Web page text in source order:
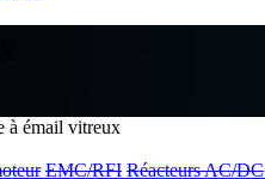
à émail vitreux
EMC/RFI Réacteurs AC/DC